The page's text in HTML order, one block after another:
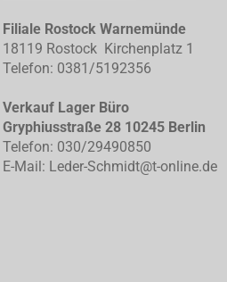
Filiale Rostock Warnemünde
18119 Rostock Kirchenplatz 1
Telefon: 0381/5192356
Verkauf Lager Büro
Gryphiusstraße 28 10245 Berlin
Telefon: 030/29490850
E-Mail: Leder-Schmidt@t-online.de